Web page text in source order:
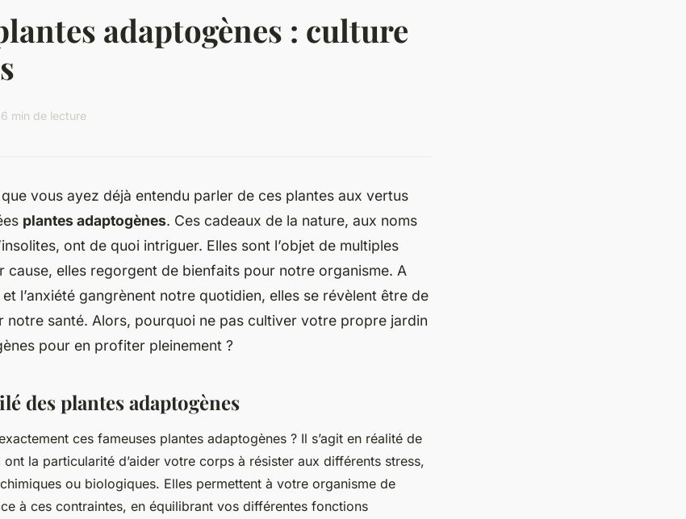
adaptogènes : culture
6 min de lecture
vous ayez déjà entendu parler de ces plantes aux vertus
plantes adaptogènes. Ces cadeaux de la nature, aux noms
ont de quoi intriguer. Elles sont l’objet de multiples
cause, elles regorgent de bienfaits pour notre organisme. A
et l’anxiété gangrènent notre quotidien, elles se révèlent être de
notre santé. Alors, pourquoi ne pas cultiver votre propre jardin
pour en profiter pleinement ?
des plantes adaptogènes
ces fameuses plantes adaptogènes ? Il s’agit en réalité de
la particularité d’aider votre corps à résister aux différents stress,
ou biologiques. Elles permettent à votre organisme de
à ces contraintes, en équilibrant vos différentes fonctions